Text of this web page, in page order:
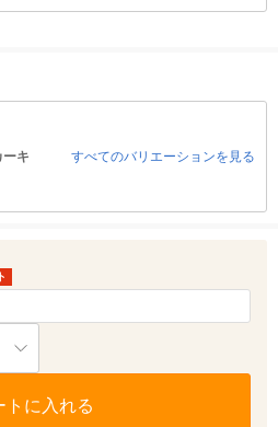
ーキ すべてのバリエーションを見る
トに入れる